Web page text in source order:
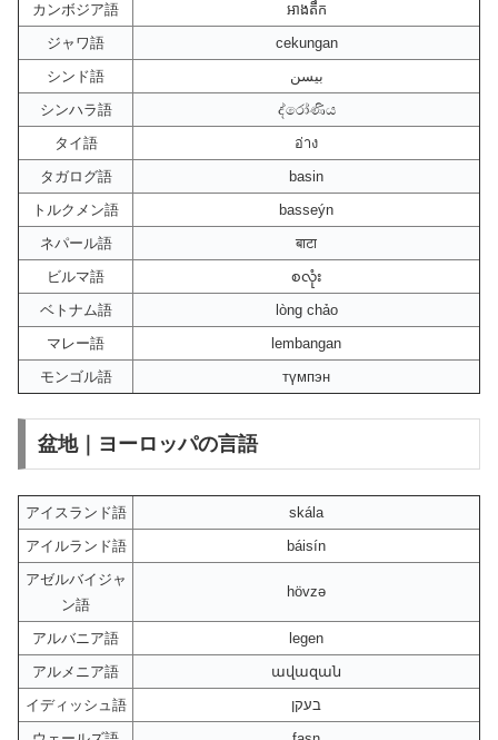
カンボジア語
អាងតឹក
ジャワ語
cekungan
シンド語
بيسن
シンハラ語
ද්රෝණිය
タイ語
อ่าง
タガログ語
basin
トルクメン語
basseýn
ネパール語
बाटा
ビルマ語
စလုံး
ベトナム語
lòng chảo
マレー語
lembangan
モンゴル語
түмпэн
盆地｜ヨーロッパの言語
アイスランド語
skála
アイルランド語
báisín
アゼルバイジャ
ン語
hövzə
アルバニア語
legen
アルメニア語
ավազան
イディッシュ語
בעקן